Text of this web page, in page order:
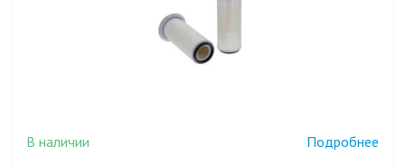
В наличии Подробнее